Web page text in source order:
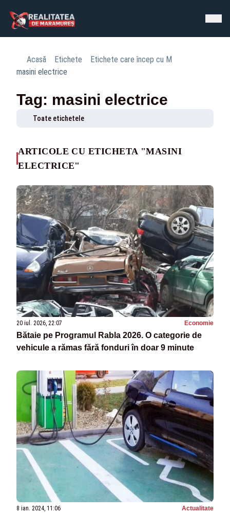
Acasă Etichete
Etichete care încep cu M
masini electrice
Tag: masini electrice
Toate etichetele
ARTICOLE CU ETICHETA "MASINI
ELECTRICE"
20 iul. 2026, 22:07 Economie
Bătaie pe Programul Rabla 2026. O categorie de
vehicule a rămas fără fonduri în doar 9 minute
8 ian. 2024, 11:06 Actualitate